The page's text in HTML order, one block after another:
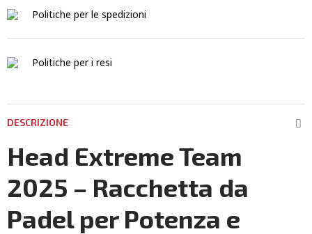
Politiche per le spedizioni
Politiche per i resi
DESCRIZIONE
Head Extreme Team
2025 – Racchetta da
Padel per Potenza e